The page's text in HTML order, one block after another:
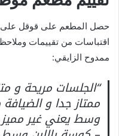
حصل المطعم على قوقل على
اقتباسات من تقييمات
ممدوح الزايقي:
“الجلسات مريحة و
ممتاز جدا و
وسط يعني غير مميز –